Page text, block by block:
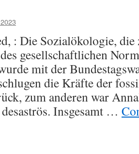
: Die Sozialökologie,
gesellschaftlichen
mit der
die Kräfte der
zum anderen war
Insgesamt …